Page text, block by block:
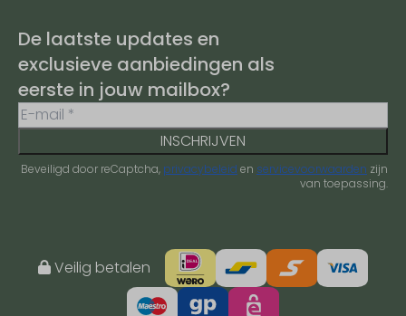
De laatste updates en
exclusieve aanbiedingen als
eerste in jouw mailbox?
INSCHRIJVEN
Beveiligd door reCaptcha, privacybeleid en servicevoorwaarden zijn
van toepassing.
Veilig betalen